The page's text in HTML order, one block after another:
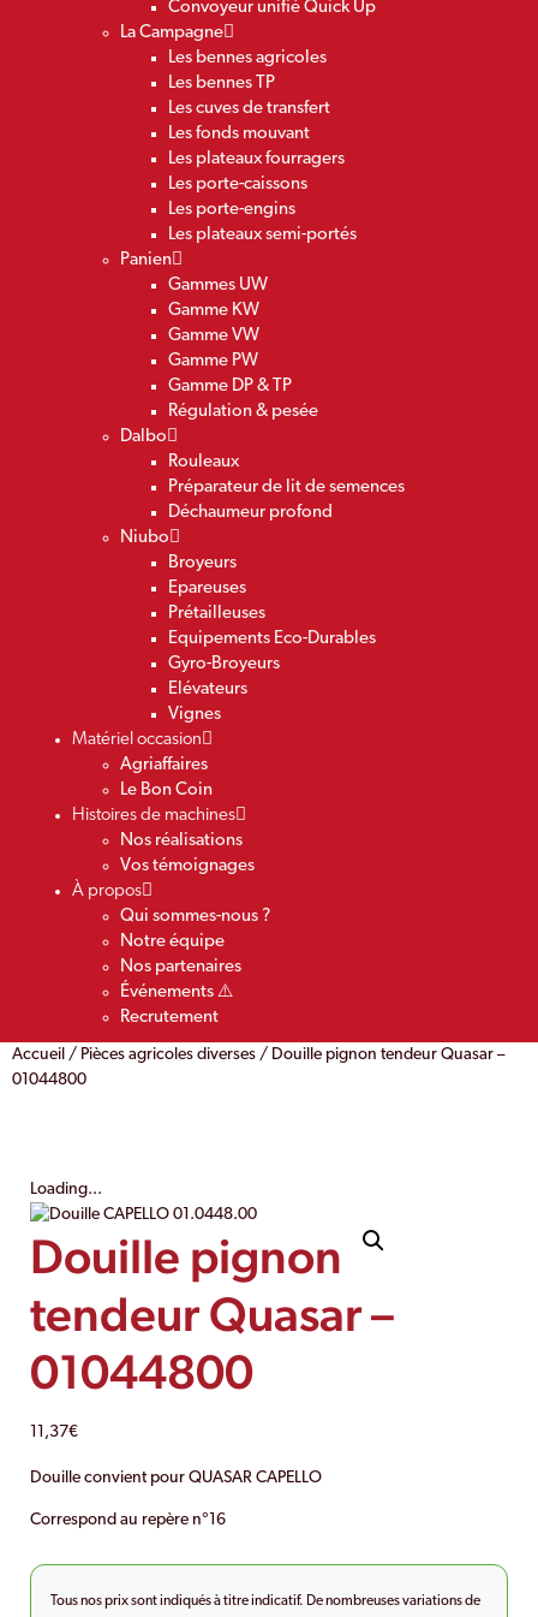
Convoyeur unifié Quick Up
La Campagne
Les bennes agricoles
Les bennes TP
Les cuves de transfert
Les fonds mouvant
Les plateaux fourragers
Les porte-caissons
Les porte-engins
Les plateaux semi-portés
Panien
Gammes UW
Gamme KW
Gamme VW
Gamme PW
Gamme DP & TP
Régulation & pesée
Dalbo
Rouleaux
Préparateur de lit de semences
Déchaumeur profond
Niubo
Broyeurs
Epareuses
Prétailleuses
Equipements Eco-Durables
Gyro-Broyeurs
Elévateurs
Vignes
Matériel occasion
Agriaffaires
Le Bon Coin
Histoires de machines
Nos réalisations
Vos témoignages
À propos
Qui sommes-nous ?
Notre équipe
Nos partenaires
Événements ⚠️
Recrutement
Accueil / Pièces agricoles diverses / Douille pignon tendeur Quasar –
01044800
Loading...
Douille pignon
tendeur Quasar –
01044800
11,37€
Douille convient pour QUASAR CAPELLO
Correspond au repère n°16
Tous nos prix sont indiqués à titre indicatif. De nombreuses variations de